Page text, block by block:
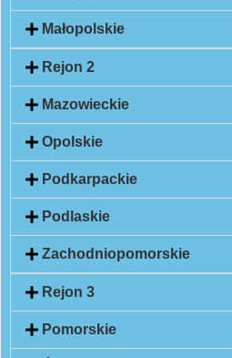
Rejon 3
Pomorskie
Rejon 2
Mazowieckie
Opolskie
Podkarpackie
Podlaskie
Zachodniopomorskie
Małopolskie